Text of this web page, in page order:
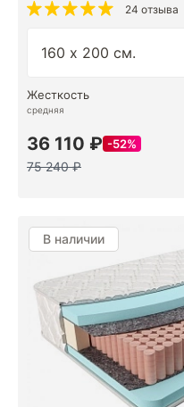
24 отзыва
Жесткость
средняя
36 110 ₽ 52%
75 240 ₽
В наличии